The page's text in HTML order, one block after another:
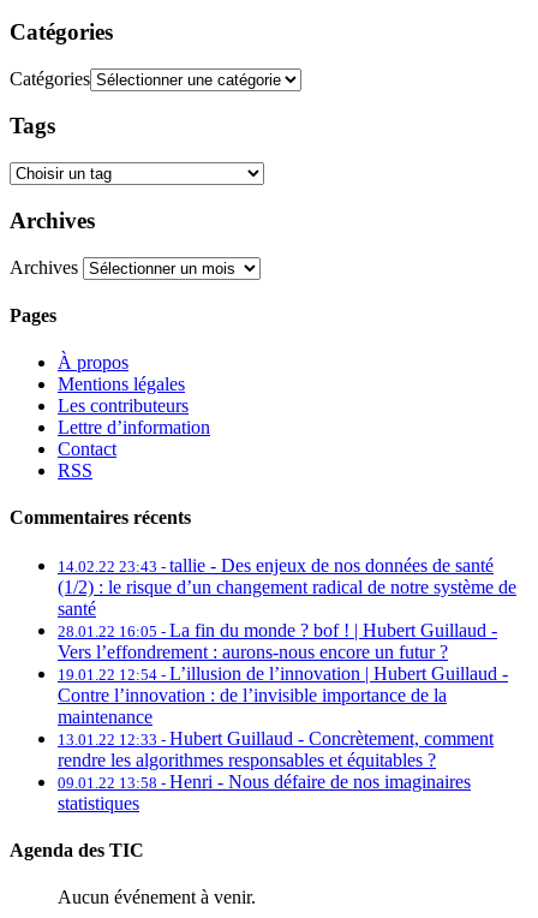
Catégories
Catégories
Tags
Archives
Archives
Pages
À propos
Mentions légales
Les contributeurs
Lettre d’information
Contact
RSS
Commentaires récents
14.02.22 23:43 - tallie - Des enjeux de nos données de santé
(1/2) : le risque d’un changement radical de notre système de
santé
28.01.22 16:05 - La fin du monde ? bof ! | Hubert Guillaud -
Vers l’effondrement : aurons-nous encore un futur ?
19.01.22 12:54 - L’illusion de l’innovation | Hubert Guillaud -
Contre l’innovation : de l’invisible importance de la
maintenance
13.01.22 12:33 - Hubert Guillaud - Concrètement, comment
rendre les algorithmes responsables et équitables ?
09.01.22 13:58 - Henri - Nous défaire de nos imaginaires
statistiques
Agenda des TIC
Aucun événement à venir.